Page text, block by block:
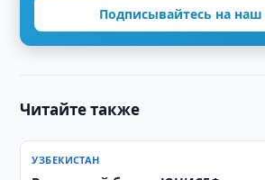
Подписывайтесь на наш
Читайте также
УЗБЕКИСТАН